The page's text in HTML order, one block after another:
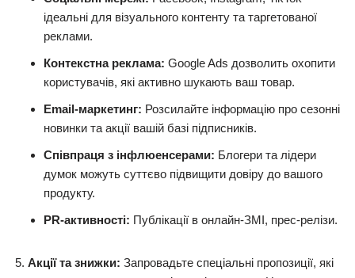
ідеальні для візуального контенту та таргетованої
реклами.
Контекстна реклама: Google Ads дозволить охопити
користувачів, які активно шукають ваш товар.
Email-маркетинг: Розсилайте інформацію про сезонні
новинки та акції вашій базі підписників.
Співпраця з інфлюенсерами: Блогери та лідери
думок можуть суттєво підвищити довіру до вашого
продукту.
PR-активності: Публікації в онлайн-ЗМІ, прес-релізи.
Акції та знижки: Запровадьте спеціальні пропозиції, які